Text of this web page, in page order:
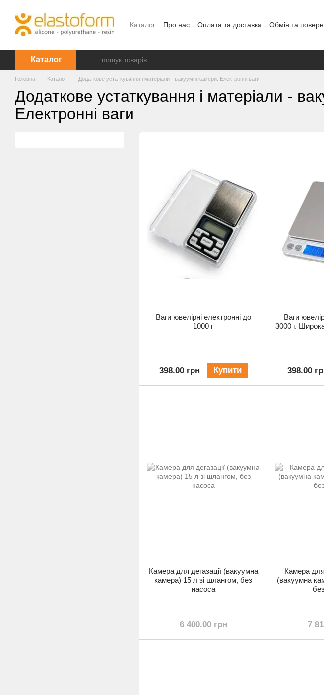
Каталог Про нас Оплата та доставка Обмін та
Каталог
Головна Каталог Додаткове устаткування і матеріали - вакуумні камери. Електронні ваги
Додаткове устаткування і матеріали -
Електронні ваги
Ваги ювелірні електронні до
1000 г
398.00 грн Купити
Ваги
3000 г.
398.00
Камера для дегазації (вакуумна
камера) 15 л зі шлангом, без
насоса
6 400.00 грн
Камера для
(вакуумна
7